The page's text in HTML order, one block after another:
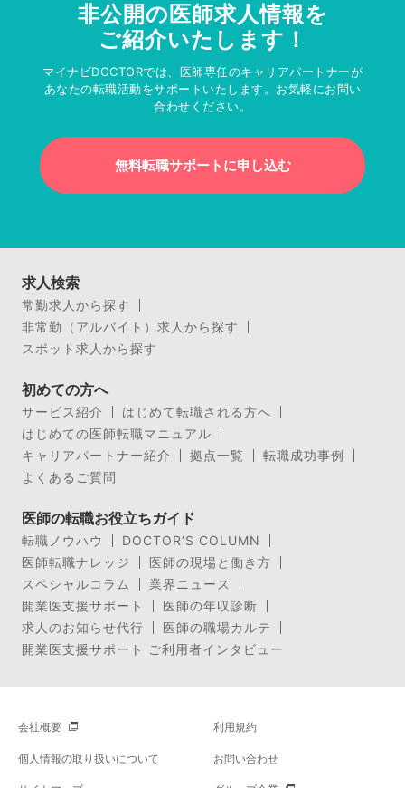
非公開の医師求人情報を
ご紹介いたします！
マイナビDOCTORでは、医師専任のキャリアパートナーが
あなたの転職活動をサポートいたします。お気軽にお問い
合わせください。
無料転職サポートに申し込む
求人検索
常勤求人から探す
非常勤（アルバイト）求人から探す
スポット求人から探す
初めての方へ
サービス紹介
はじめて転職される方へ
はじめての医師転職マニュアル
キャリアパートナー紹介
拠点一覧
転職成功事例
よくあるご質問
医師の転職お役立ちガイド
転職ノウハウ
DOCTOR’S COLUMN
医師転職ナレッジ
医師の現場と働き方
スペシャルコラム
業界ニュース
開業医支援サポート
医師の年収診断
求人のお知らせ代行
医師の職場カルテ
開業医支援サポート ご利用者インタビュー
会社概要 利用規約
個人情報の取り扱いについて お問い合わせ